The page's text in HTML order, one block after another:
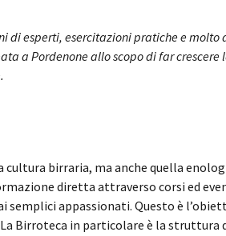
di esperti, esercitazioni pratiche e molto
a Pordenone allo scopo di far crescere
cultura birraria, ma anche quella
diretta attraverso corsi ed
semplici appassionati. Questo è
Birroteca in particolare è la struttura